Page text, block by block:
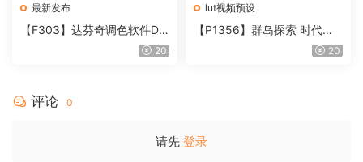
最新发布
【F303】达芬奇调色软件Da
Vinci Resolve Studio21.0.320
lut视频预设
【P1356】群岛探索 时代马
戏团 – QUEST 60 调色预设A
20
评论 0
请先 登录